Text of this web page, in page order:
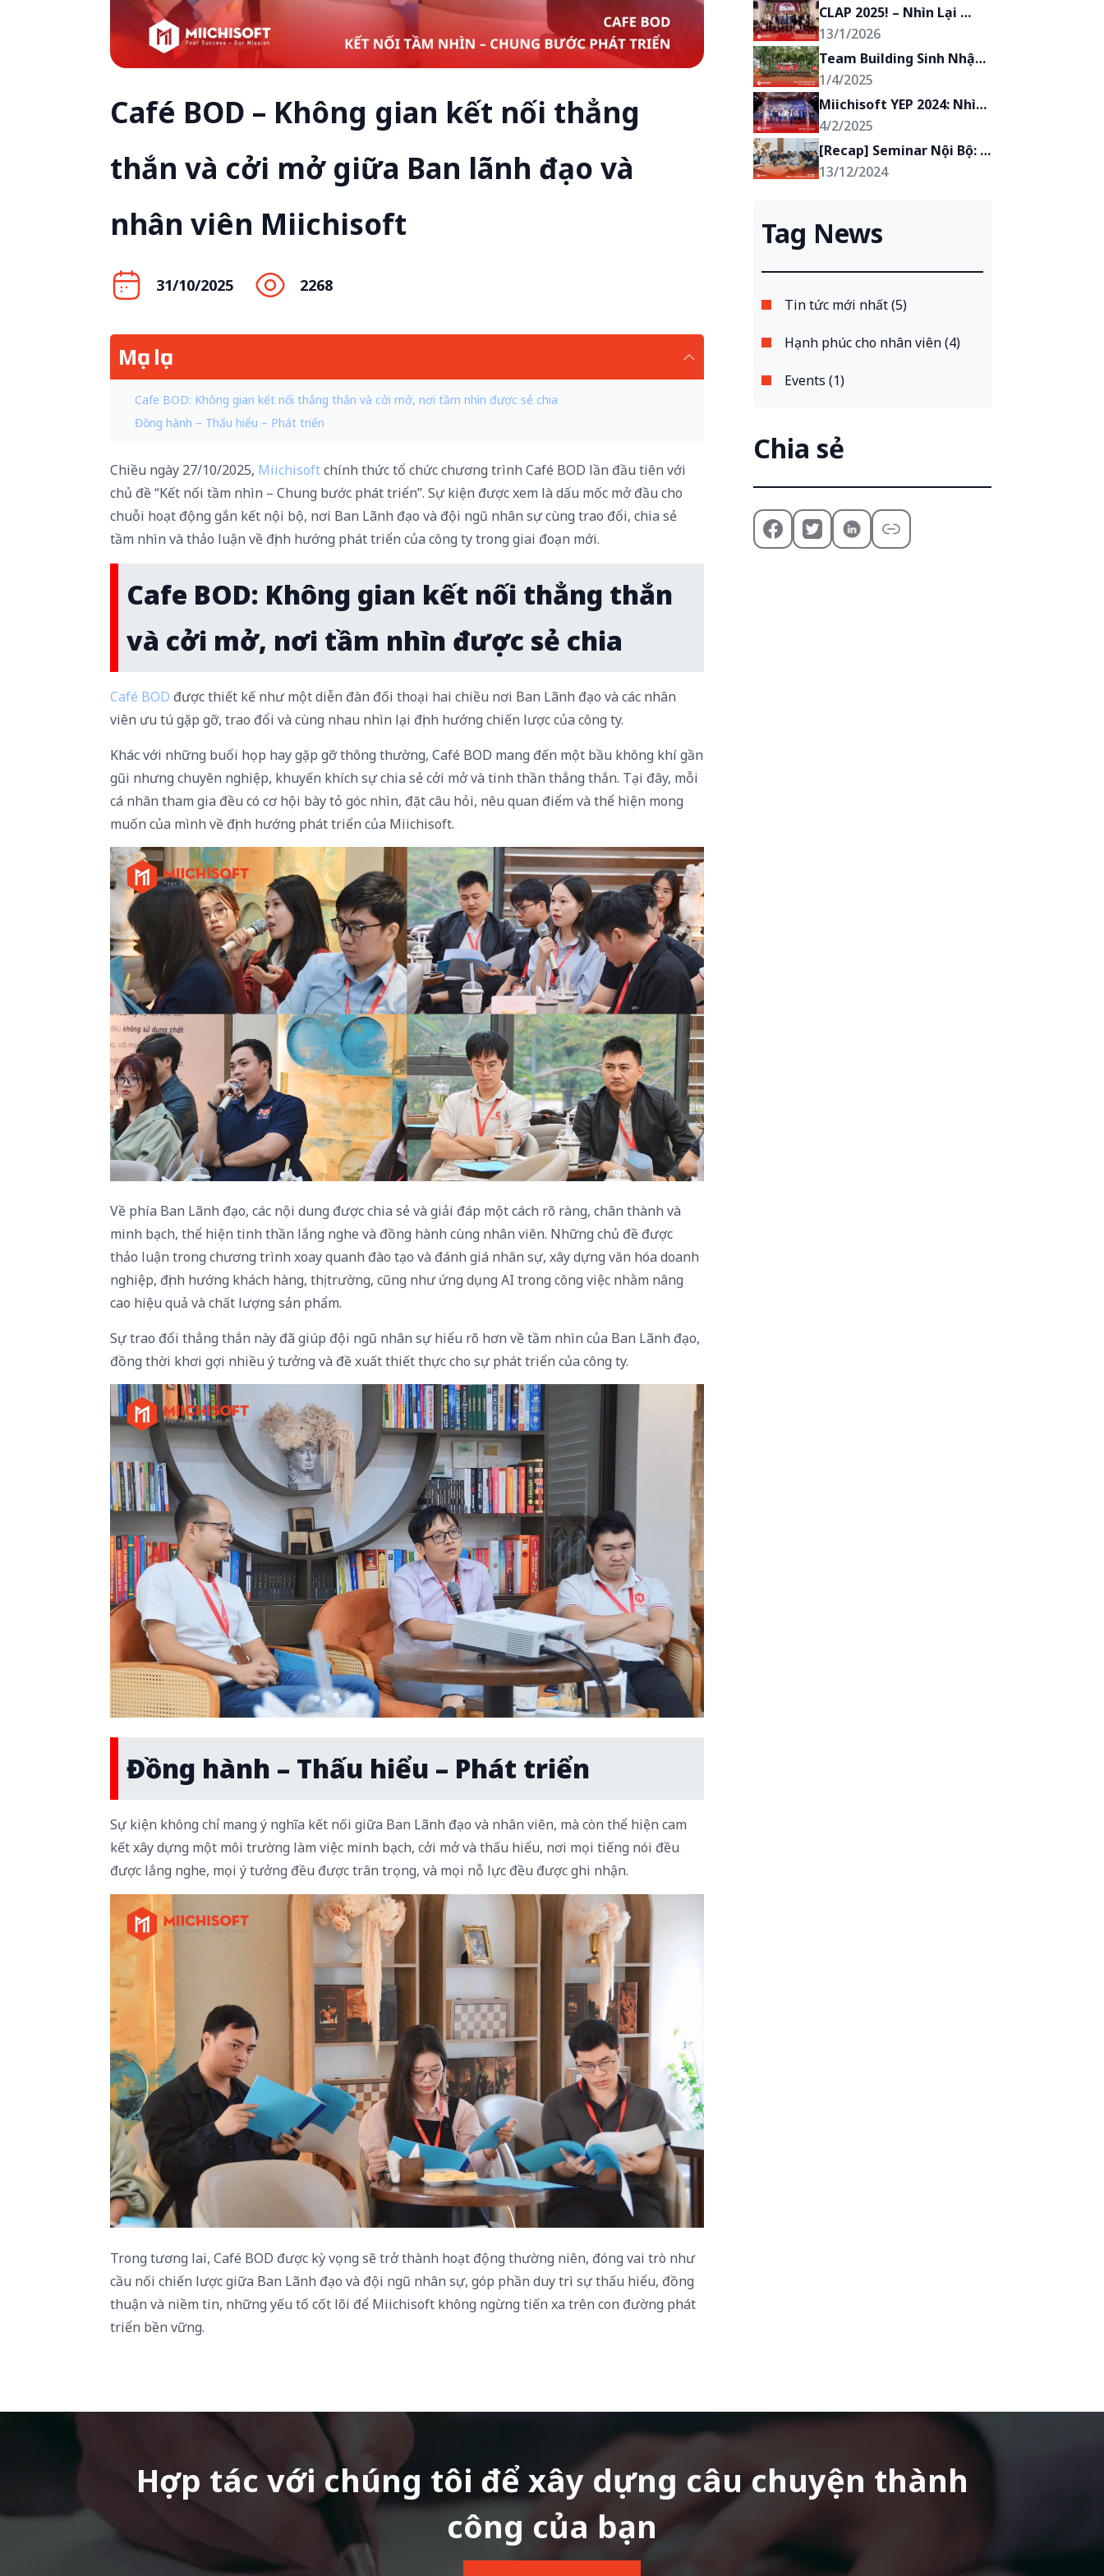
Café BOD – Không gian kết nối thẳng
thắn và cởi mở giữa Ban lãnh đạo và
nhân viên Miichisoft
31/10/2025 2268
Mục lục
Cafe BOD: Không gian kết nối thẳng thắn và cởi mở, nơi tầm nhìn được sẻ chia
Đồng hành – Thấu hiểu – Phát triển
Chiều ngày 27/10/2025, Miichisoftchính thứctổ chứcchương trình Café BOD lần đầu tiên với
chủ đề“Kết nối tầm nhìn – Chung bước pháttriển”.Sự kiện đượcxem là dấu mốc mở đầu cho
chuỗi hoạt động gắn kết nội bộ, nơi Ban Lãnh đạo và đội ngũ nhân sựcùng trao đổi, chiasẻ
tầm nhìn và thảo luận về định hướng pháttriển của công tytrong giai đoạn mới.
Cafe BOD: Không gian kết nối thẳng thắn
và cởi mở, nơi tầm nhìn được sẻ chia
Café BOD được thiết kế như mộtdiễn đàn đối thoại hai chiều nơi Ban Lãnh đạo và các nhân
viên ưu tú gặp gỡ, trao đổi và cùng nhau nhìn lại định hướng chiến lược của công ty.
Khác với những buổi họp hay gặp gỡ thông thường, Café BOD mang đến một bầu không khí gần
gũi nhưng chuyên nghiệp, khuyến khích sự chia sẻ cởi mở và tinh thần thẳng thắn. Tại đây, mỗi
cá nhân tham gia đều có cơ hội bày tỏ góc nhìn, đặt câu hỏi, nêu quan điểm và thể hiện mong
muốn của mình về định hướng phát triển của Miichisoft.
Về phía Ban Lãnh đạo, các nội dung được chia sẻ và giải đáp một cách rõ ràng, chân thành và
minh bạch, thể hiện tinh thần lắng nghe và đồng hành cùng nhân viên. Những chủ đề được
thảo luận trong chương trình xoay quanh đào tạo và đánh giá nhân sự, xây dựng văn hóa doanh
nghiệp, định hướng khách hàng, thị trường, cũng như ứng dụng AI trong công việc nhằm nâng
cao hiệu quả và chất lượng sản phẩm.
Sự trao đổi thẳng thắn này đã giúp đội ngũ nhân sự hiểu rõ hơn về tầm nhìn của Ban Lãnh đạo,
đồng thời khơi gợi nhiều ý tưởng và đề xuất thiết thực cho sự phát triển của công ty.
Đồng hành – Thấu hiểu – Phát triển
Sự kiện không chỉ mang ý nghĩa kết nối giữa Ban Lãnh đạo và nhân viên, mà còn thể hiện cam
kết xây dựng một môi trường làm việc minh bạch, cởi mở và thấu hiểu, nơi mọi tiếng nói đều
được lắng nghe, mọi ý tưởng đều được trân trọng, và mọi nỗ lực đều được ghi nhận.
Trongtương lai,Café BOD được kỳvọng sẽtrởthành hoạt động thường niên, đóng vai trò như
cầu nối chiến lượcgiữa Ban Lãnh đạo và đội ngũ nhân sự,góp phần duytrì sựthấu hiểu, đồng
thuận và niềm tin, những yếu tố cốt lõi để Miichisoft không ngừng tiến xatrên con đường phát
triển bền vững.
CLAP 2025! – Nhìn Lại
Hành Trình 2025 Của
Miichisoft!
13/1/2026
Team Building Sinh Nhật
Miichisoft lần thứ 7: Hợp
lực – Đúng thời – Dẫn thế
1/4/2025
Miichisoft YEP 2024: Nhìn
Lại Hành Trình Thú Vị
4/2/2025
[Recap] Seminar Nội Bộ:
BrSE – Điều Hòa Không Khí
13/12/2024
Tag News
Tin tức mới nhất (5)
Hạnh phúc cho nhân viên (4)
Events (1)
Chia sẻ
Hợp tác với chúng tôi để xây dựng câu chuyện thành
công của bạn